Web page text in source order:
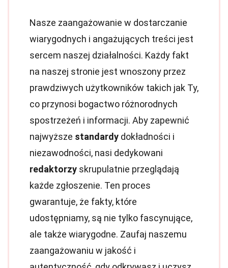
Nasze zaangażowanie w dostarczanie
wiarygodnych i angażujących treści jest
sercem naszej działalności. Każdy fakt
na naszej stronie jest wnoszony przez
prawdziwych użytkowników takich jak Ty,
co przynosi bogactwo różnorodnych
spostrzeżeń i informacji. Aby zapewnić
najwyższe standardy dokładności i
niezawodności, nasi dedykowani
redaktorzy skrupulatnie przeglądają
każde zgłoszenie. Ten proces
gwarantuje, że fakty, które
udostępniamy, są nie tylko fascynujące,
ale także wiarygodne. Zaufaj naszemu
zaangażowaniu w jakość i